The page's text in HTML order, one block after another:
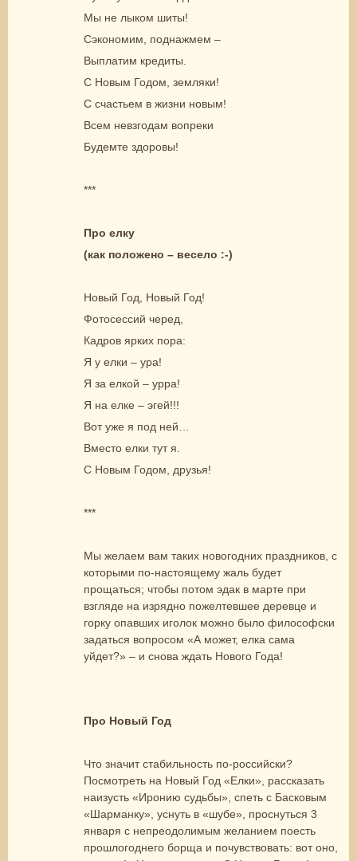
Мы не лыком шиты!
Сэкономим, поднажмем –
Выплатим кредиты.
С Новым Годом, земляки!
С счастьем в жизни новым!
Всем невзгодам вопреки
Будемте здоровы!
***
Про елку
(как положено – весело :-)
Новый Год, Новый Год!
Фотосессий черед,
Кадров ярких пора:
Я у елки – ура!
Я за елкой – урра!
Я на елке – эгей!!!
Вот уже я под ней…
Вместо елки тут я.
С Новым Годом, друзья!
***
Мы желаем вам таких новогодних праздников, с
которыми по-настоящему жаль будет
прощаться; чтобы потом эдак в марте при
взгляде на изрядно пожелтевшее деревце и
горку опавших иголок можно было философски
задаться вопросом «А может, елка сама
уйдет?» – и снова ждать Нового Года!
Про Новый Год
Что значит стабильность по-российски?
Посмотреть на Новый Год «Елки», рассказать
наизусть «Иронию судьбы», спеть с Басковым
«Шарманку», уснуть в «шубе», проснуться 3
января с непреодолимым желанием поесть
прошлогоднего борща и почувствовать: вот оно,